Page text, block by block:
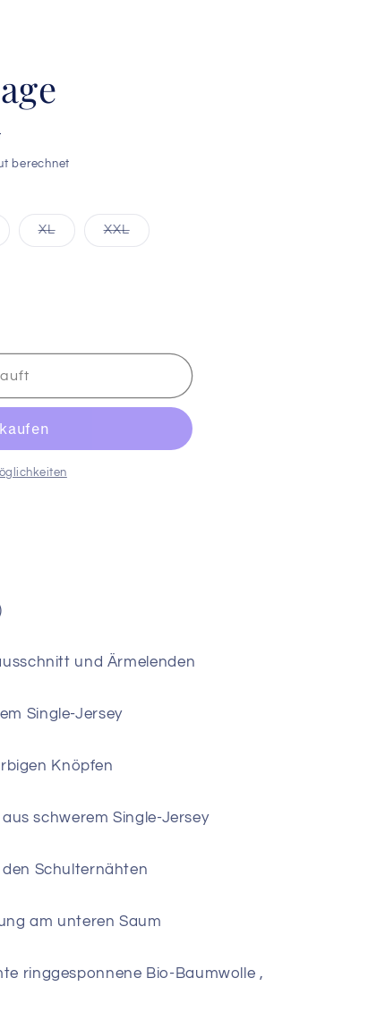
berechnet
XLVarianteXXLVariante
ausverkauft
und Ärmelenden
Single-Jersey
Knöpfen
schwerem Single-Jersey
Schulternähten
am unteren Saum
ringgesponnene Bio-Baumwolle ,